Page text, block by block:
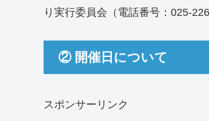
り実行委員会（電話番号：025-
② 開催日について
スポンサーリンク